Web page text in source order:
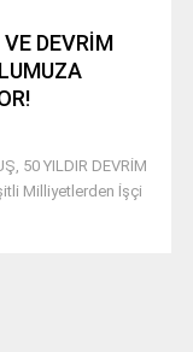
DEVRİM
50 YILDIR DEVRİM
Milliyetlerden İşçi